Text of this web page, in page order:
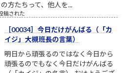
方たちって、他人を...
稿された
［00034］今日だけがんばる（「カ
イジ」大槻班長の言葉）
明日から頑張るのではなく今日から
頑張るのでもなく今日だけがんばる